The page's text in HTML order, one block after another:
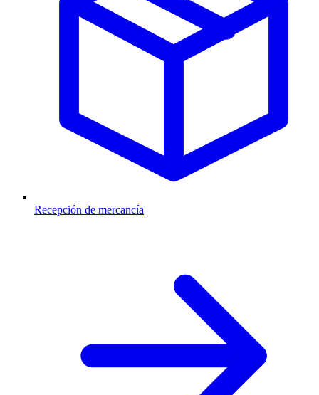
Recepción de mercancía